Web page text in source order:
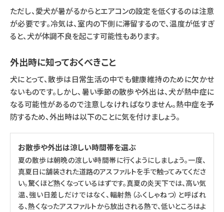
ただし、愛犬が暑がるからとエアコンの設定を低くするのは注意
が必要です。冷気は、室内の下側に滞留するので、温度が低すぎ
ると、犬が体調不良を起こす可能性もあります。
外出時に知っておくべきこと
犬にとって、散歩は日常生活の中でも健康維持のために欠かせ
ないものです。しかし、暑い季節の散歩や外出は、犬が熱中症に
なる可能性があるので注意しなければなりません。熱中症を予
防するため、外出時は以下のことに気を付けましょう。
お散歩や外出は涼しい時間帯を選ぶ
夏の散歩は朝晩の涼しい時間帯に行くようにしましょう。一度、
真夏日に舗装された道路のアスファルトを手で触ってみてくださ
い。驚くほど熱くなっているはずです。真夏の炎天下では、高い気
温、強い日差しだけではなく、輻射熱（ふくしゃねつ）と呼ばれ
る、熱くなったアスファルトから放出される熱で、低いところはよ